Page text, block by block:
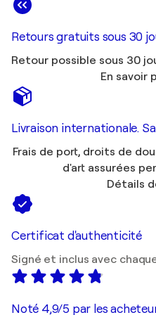
Retours gratuits sous 30
Retour possible sous 30
En savoir
Livraison internationale.
Frais de port, droits de
d'art assurées
Détails
Certificat d'authenticité
Signé et inclus avec
Noté 4,9/5 par les